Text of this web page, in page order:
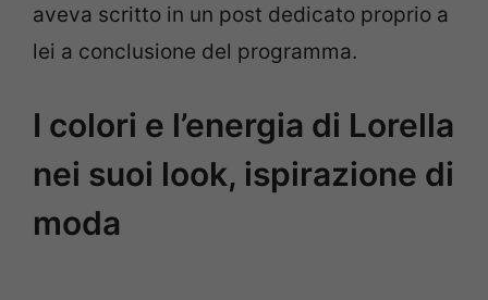
aveva scritto in un post dedicato proprio a
lei a conclusione del programma.
I colori e l’energia di Lorella
nei suoi look, ispirazione di
moda